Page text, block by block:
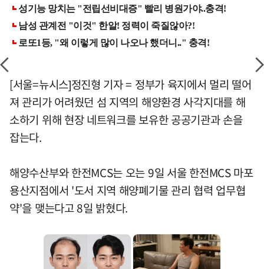
[서울=뉴시스]정진형 기자 = 정부가 육지에서 멀리 떨어
져 관리가 어려웠던 섬 지역의 해양환경 사각지대를 해
소하기 위해 현장 네트워크를 보유한 공공기관과 손을
잡는다.
해양수산부와 한전MCS는 오는 9일 서울 한전MCS 마포
용산지점에서 '도서 지역 해양폐기물 관리 협력 업무협
약'을 맺는다고 8일 밝혔다.